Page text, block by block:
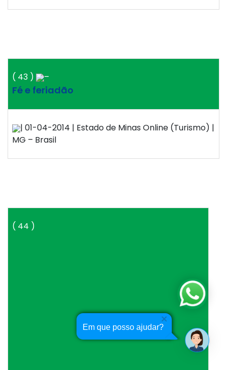
Em que posso ajudar?
( 43 ) –
Fé e feriadão
| 01-04-2014 | Estado de Minas Online (Turismo) |
MG – Brasil
( 44 )
(Economia) | MG – Brasil